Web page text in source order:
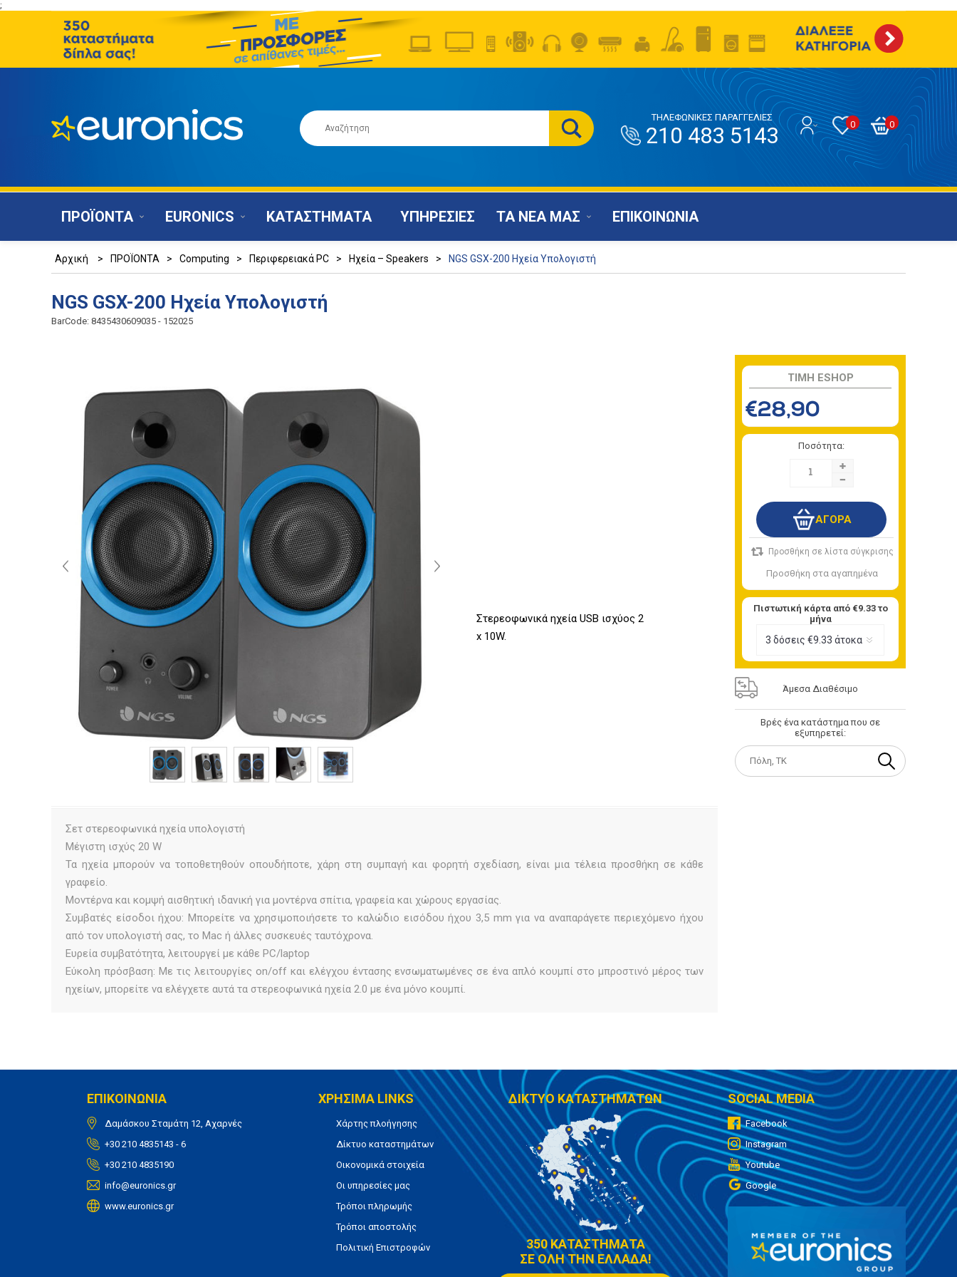
;
0
0
ΤΗΛΕΦΩΝΙΚΕΣ ΠΑΡΑΓΓΕΛΙΕΣ
210 483 5143
ΠΡΟΪΟΝΤΑ EURONICS ΚΑΤΑΣΤΗΜΑΤΑ ΥΠΗΡΕΣΙΕΣ ΤΑ ΝΕΑ ΜΑΣ ΕΠΙΚΟΙΝΩΝΙΑ
Αρχική > ΠΡΟΪΟΝΤΑ > Computing > Περιφερειακά PC > Ηχεία – Speakers > NGS GSX-200 Ηχεία Υπολογιστή
NGS GSX-200 Ηχεία Υπολογιστή
BarCode: 8435430609035 - 152025
Στερεοφωνικά ηχεία USB ισχύος 2
x 10W.
Σετ στερεοφωνικά ηχεία υπολογιστή
Μέγιστη ισχύς 20 W
Τα ηχεία μπορούν να τοποθετηθούν οπουδήποτε, χάρη στη συμπαγή και φορητή σχεδίαση, είναι μια τέλεια προσθήκη σε κάθε
γραφείο.
Μοντέρνα και κομψή αισθητική ιδανική για μοντέρνα σπίτια, γραφεία και χώρους εργασίας.
Συμβατές είσοδοι ήχου: Μπορείτε να χρησιμοποιήσετε το καλώδιο εισόδου ήχου 3,5 mm για να αναπαράγετε περιεχόμενο ήχου
από τον υπολογιστή σας, το Mac ή άλλες συσκευές ταυτόχρονα.
Ευρεία συμβατότητα, λειτουργεί με κάθε PC/laptop
Εύκολη πρόσβαση: Με τις λειτουργίες on/off και ελέγχου έντασης ενσωματωμένες σε ένα απλό κουμπί στο μπροστινό μέρος των
ηχείων, μπορείτε να ελέγχετε αυτά τα στερεοφωνικά ηχεία 2.0 με ένα μόνο κουμπί.
TIMH ESHOP
€28,90
Ποσότητα:
+
-
Πιστωτική κάρτα από €9.33το
μήνα
Άμεσα Διαθέσιμο
Βρές ένα κατάστημα που σε
εξυπηρετεί:
ΕΠΙΚΟΙΝΩΝΙΑ
Δαμάσκου Σταμάτη 12, Αχαρνές
+30 210 4835143 - 6
+30 210 4835190
info@euronics.gr
www.euronics.gr
ΧΡΗΣΙΜΑ LINKS
Χάρτης πλοήγησης
Δίκτυο καταστημάτων
Οικονομικά στοιχεία
Οι υπηρεσίες μας
Τρόποι πληρωμής
Τρόποι αποστολής
Πολιτική Επιστροφών
ΔΙΚΤΥΟ ΚΑΤΑΣΤΗΜΑΤΩΝ
350 ΚΑΤΑΣΤΗΜΑΤΑ
ΣΕ ΟΛΗ ΤΗΝ ΕΛΛΑΔΑ!
SOCIAL MEDIA
Facebook
Instagram
Youtube
Google